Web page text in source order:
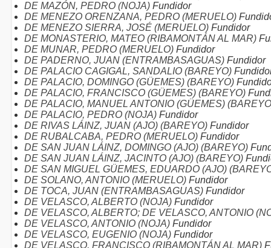
DE MAZÓN, PEDRO (NOJA) Fundidor
DE MENEZO ORENZANA, PEDRO (MERUELO)
DE MENEZO SIERRA, JOSÉ (MERUELO) Fundidor
DE MONASTERIO, MATEO (RIBAMONTÁN AL MAR)
DE MUNAR, PEDRO (MERUELO) Fundidor
DE PADERNO, JUAN (ENTRAMBASAGUAS) Fundidor
DE PALACIO CAGIGAL, SANDALIO (BAREYO)
DE PALACIO, DOMINGO (GÜEMES) (BAREYO)
DE PALACIO, FRANCISCO (GÜEMES) (BAREYO)
DE PALACIO, MANUEL ANTONIO (GÜEMES)
DE PALACIO, PEDRO (NOJA) Fundidor
DE RIVAS LÁINZ, JUAN (AJO) (BAREYO) Fundidor
DE RUBALCABA, PEDRO (MERUELO) Fundidor
DE SAN JUAN LÁINZ, DOMINGO (AJO) (BAREYO)
DE SAN JUAN LÁINZ, JACINTO (AJO) (BAREYO)
DE SAN MIGUEL GÜEMES, EDUARDO (AJO)
DE SOLANO, ANTONIO (MERUELO) Fundidor
DE TOCA, JUAN (ENTRAMBASAGUAS) Fundidor
DE VELASCO, ALBERTO (NOJA) Fundidor
DE VELASCO, ALBERTO; DE VELASCO, ANTONIO
DE VELASCO, ANTONIO (NOJA) Fundidor
DE VELASCO, EUGENIO (NOJA) Fundidor
DE VELASCO, FRANCISCO (RIBAMONTÁN AL MAR)